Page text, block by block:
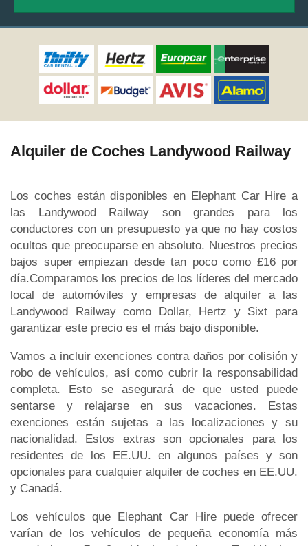
Alquiler de Coches Landywood Railway
Los coches están disponibles en Elephant Car Hire a
las Landywood Railway son grandes para los
conductores con un presupuesto ya que no hay costos
ocultos que preocuparse en absoluto. Nuestros precios
bajos super empiezan desde tan poco como £16 por
día.Comparamos los precios de los líderes del mercado
local de automóviles y empresas de alquiler a las
Landywood Railway como Dollar, Hertz y Sixt para
garantizar este precio es el más bajo disponible.
Vamos a incluir exenciones contra daños por colisión y
robo de vehículos, así como cubrir la responsabilidad
completa. Esto se asegurará de que usted puede
sentarse y relajarse en sus vacaciones. Estas
exenciones están sujetas a las localizaciones y su
nacionalidad. Estos extras son opcionales para los
residentes de los EE.UU. en algunos países y son
opcionales para cualquier alquiler de coches en EE.UU.
y Canadá.
Los vehículos que Elephant Car Hire puede ofrecer
varían de los vehículos de pequeña economía más